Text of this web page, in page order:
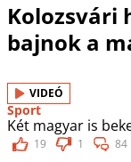
Kolozsvári
bajnok a
VIDEÓ
Sport
Két magyar is
19 1 84